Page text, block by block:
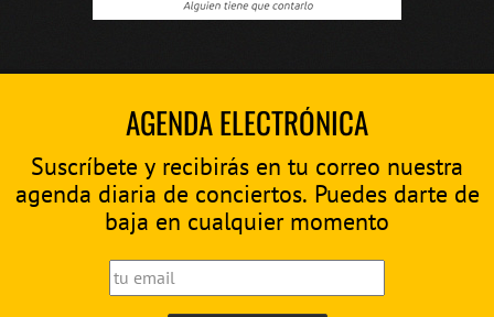
AGENDA ELECTRÓNICA
Suscríbete y recibirás en tu correo nuestra
agenda diaria de conciertos. Puedes darte de
baja en cualquier momento